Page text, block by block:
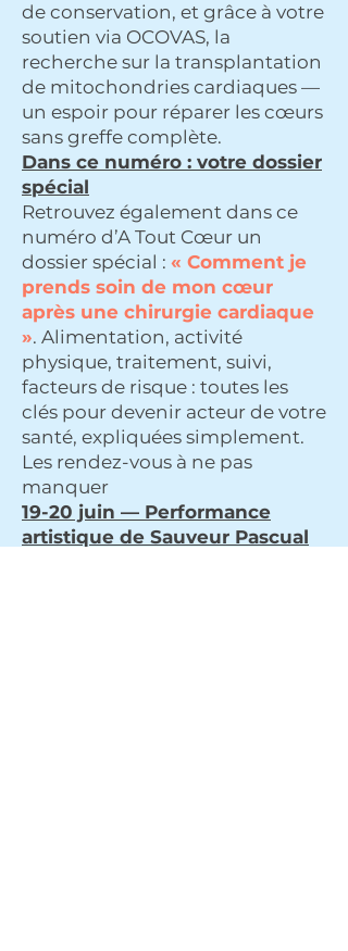
de conservation, et grâce à votre
soutien via OCOVAS, la
recherche sur la transplantation
de mitochondries cardiaques —
un espoir pour réparer les cœurs
sans greffe complète.
Dans ce numéro : votre dossier
spécial
Retrouvez également dans ce
numéro d’A Tout Cœur un
dossier spécial : « Comment je
prends soin de mon cœur
après une chirurgie cardiaque
». Alimentation, activité
physique, traitement, suivi,
facteurs de risque : toutes les
clés pour devenir acteur de votre
santé, expliquées simplement.
Les rendez-vous à ne pas
manquer
19-20 juin — Performance
artistique de Sauveur Pascual